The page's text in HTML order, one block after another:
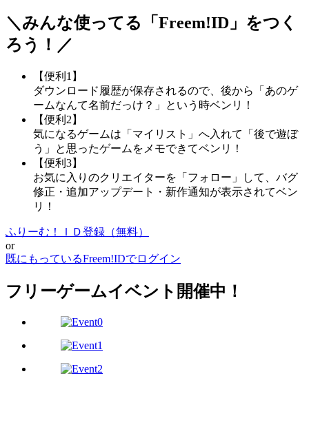
＼みんな使ってる「 Freem!ID 」をつく
ろう！／
【便利1】
ダウンロード履歴が保存されるので、後から「あのゲ
ームなんて名前だっけ？」という時ベンリ！
【便利2】
気になるゲームは「マイリスト」へ入れて「後で遊ぼ
う」と思ったゲームをメモできてベンリ！
【便利3】
お気に入りのクリエイターを「フォロー」して、バグ
修正・追加アップデート・新作通知が表示されてベン
リ！
ふりーむ！ＩＤ登録（無料）
or
既にもっているFreem!IDでログイン
フリーゲームイベント開催中！